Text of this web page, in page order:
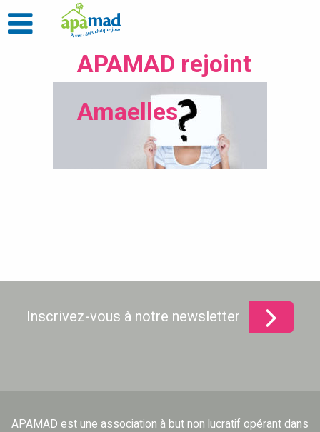
APAMAD rejoint
Amaelles
Inscrivez-vous à notre newsletter
APAMAD est une association à but non lucratif opérant dans